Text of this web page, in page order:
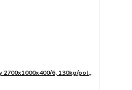
2700x1000x400/6, 130kg/pol.,